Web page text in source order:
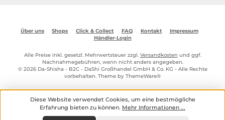
Über uns Shops Click & Collect FAQ Kontakt
Impressum
Händler-Login
Alle Preise inkl. gesetzl. Mehrwertsteuer zzgl. Versandkosten und ggf.
Nachnahmegebühren, wenn nicht anders angegeben.
© 2026 Da-Shisha - B2C - DaShi Großhandel GmbH & Co. KG - Alle Rechte
vorbehalten. Theme by ThemeWare®
Diese Website verwendet Cookies, um eine bestmögliche
Erfahrung bieten zu können. Mehr Informationen ...